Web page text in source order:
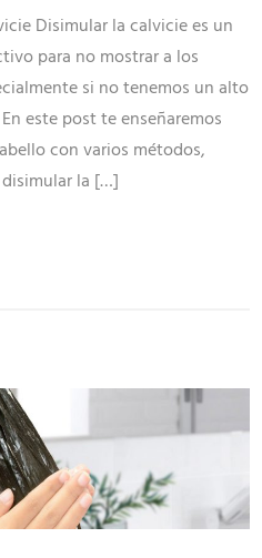
Disimular la calvicie es un
para no mostrar a los
si no tenemos un alto
este post te enseñaremos
con varios métodos,
la […]